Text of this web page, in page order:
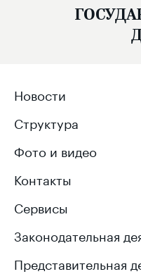
Новости
Структура
Фото и видео
Контакты
Сервисы
Законодательная
Представительная